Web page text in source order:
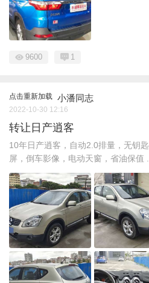
9600 1
点击重新加载 小潘同志
2022-10-30 12:16
转让日产逍客
10年日产逍客，自动2.0排量，无钥
屏，倒车影像，电动天窗，省油保值 ...